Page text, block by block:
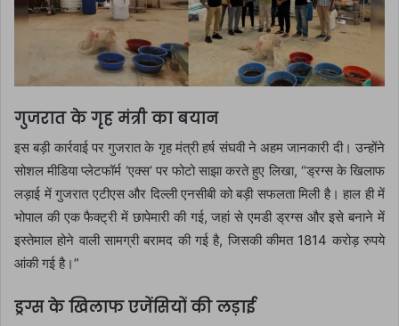
गुजरात के गृह मंत्री का बयान
इस बड़ी कार्रवाई पर गुजरात के गृह मंत्री हर्ष संघवी ने अहम जानकारी दी। उन्होंने
सोशल मीडिया प्लेटफॉर्म ‘एक्स’ पर फोटो साझा करते हुए लिखा, “ड्रग्स के खिलाफ
लड़ाई में गुजरात एटीएस और दिल्ली एनसीबी को बड़ी सफलता मिली है। हाल ही में
भोपाल की एक फैक्ट्री में छापेमारी की गई, जहां से एमडी ड्रग्स और इसे बनाने में
इस्तेमाल होने वाली सामग्री बरामद की गई है, जिसकी कीमत 1814 करोड़ रुपये
आंकी गई है।”
ड्रग्स के खिलाफ एजेंसियों की लड़ाई